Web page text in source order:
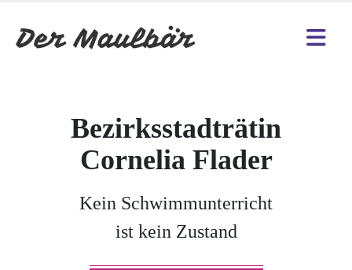
Bezirksstadträtin
Cornelia Flader
Kein Schwimmunterricht
ist kein Zustand